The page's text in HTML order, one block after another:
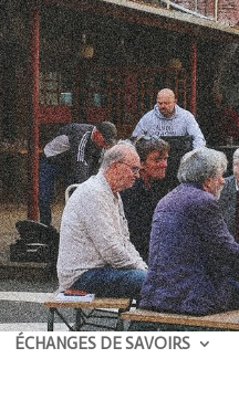
ÉCHANGES DE SAVOIRS